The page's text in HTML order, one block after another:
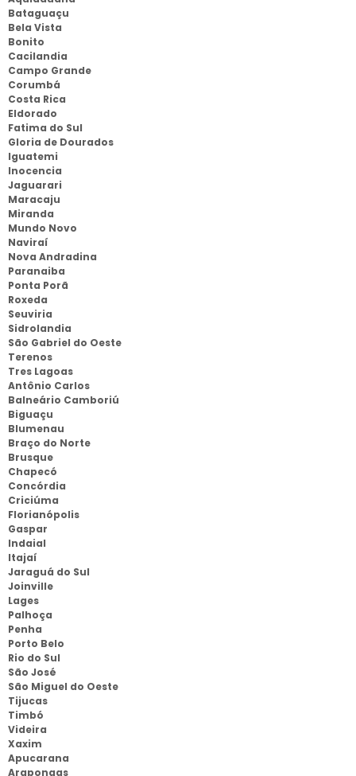
Bataguaçu
Bela Vista
Bonito
Cacilandia
Campo Grande
Corumbá
Costa Rica
Eldorado
Fatima do Sul
Gloria de Dourados
Iguatemi
Inocencia
Jaguarari
Maracaju
Miranda
Mundo Novo
Naviraí
Nova Andradina
Paranaiba
Ponta Porã
Roxeda
Seuviria
Sidrolandia
São Gabriel do Oeste
Terenos
Tres Lagoas
Antônio Carlos
Balneário Camboriú
Biguaçu
Blumenau
Braço do Norte
Brusque
Chapecó
Concórdia
Criciúma
Florianópolis
Gaspar
Indaial
Itajaí
Jaraguá do Sul
Joinville
Lages
Palhoça
Penha
Porto Belo
Rio do Sul
São José
São Miguel do Oeste
Tijucas
Timbó
Videira
Xaxim
Apucarana
Arapongas